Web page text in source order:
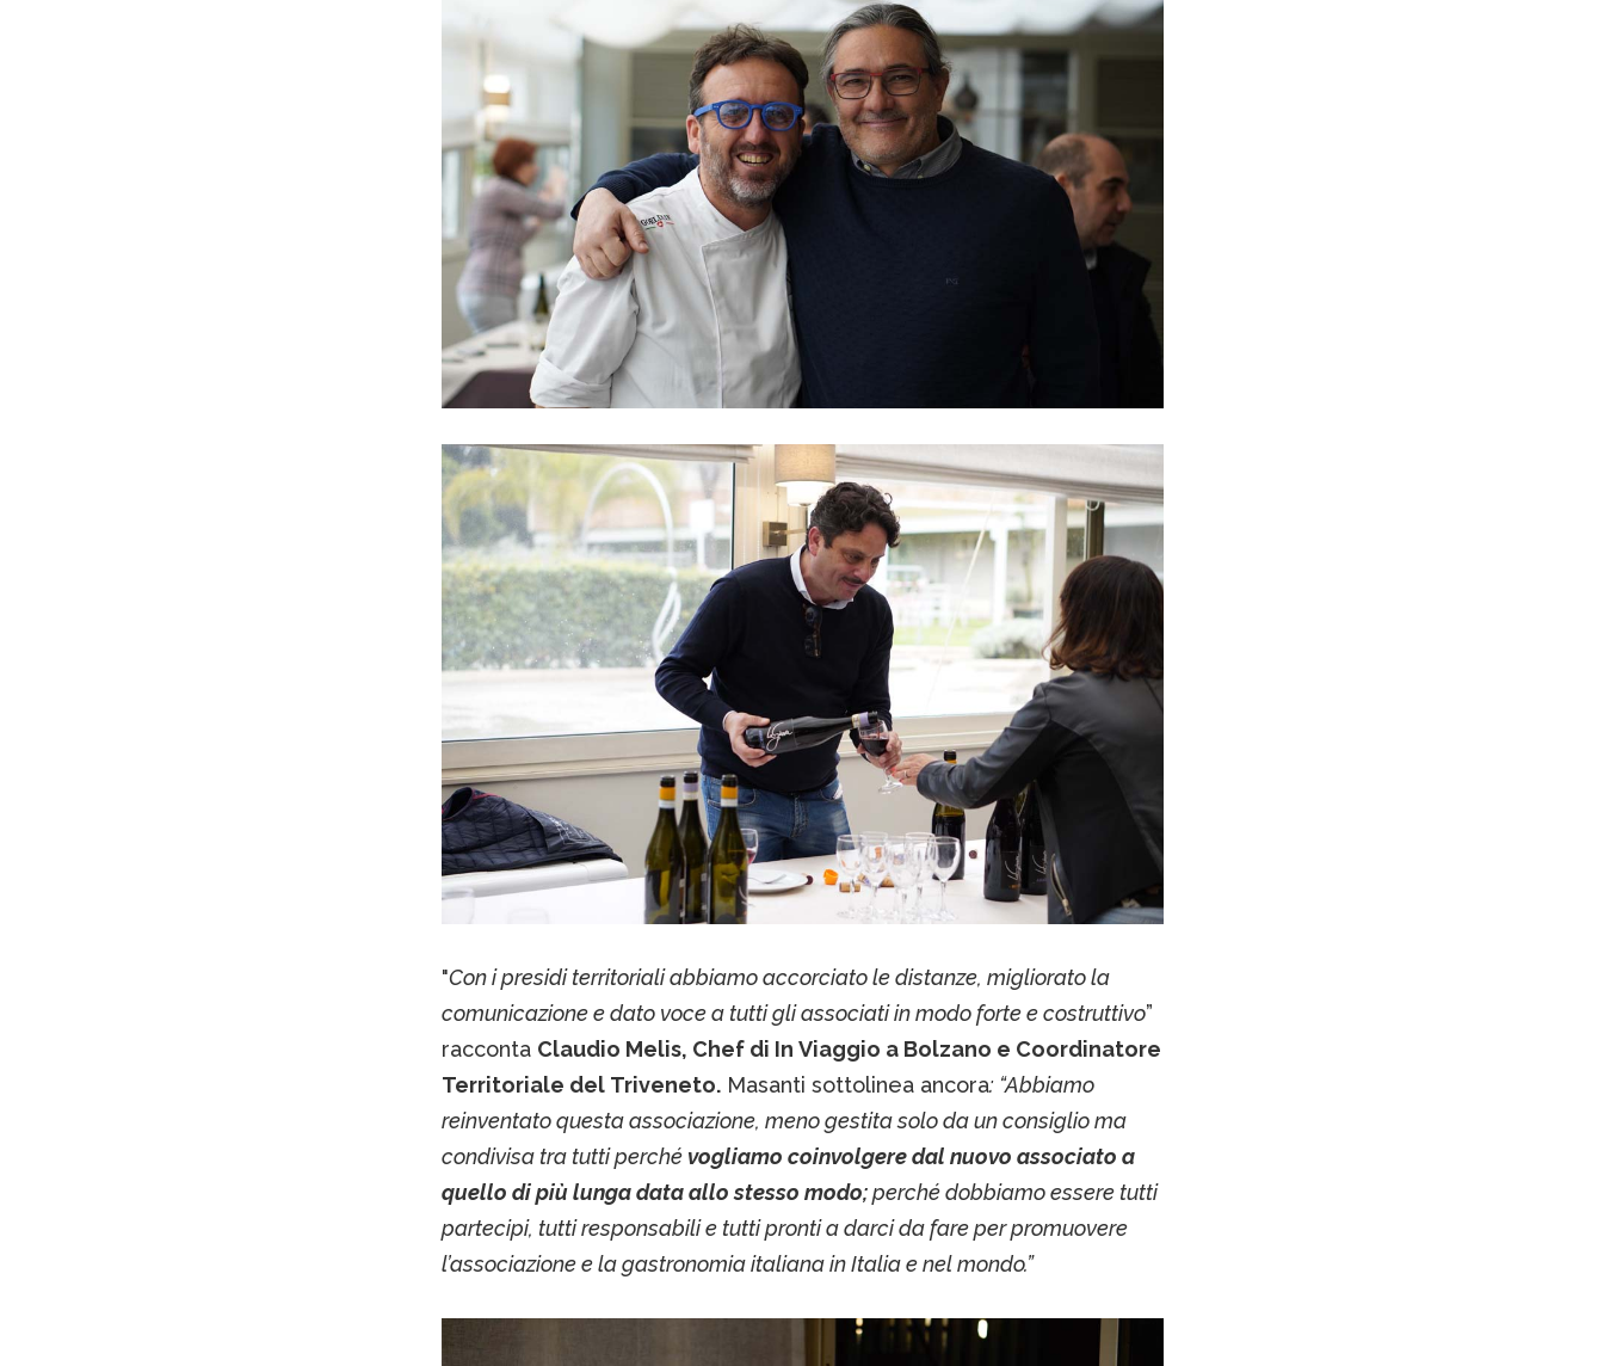
"Con i presidi territoriali abbiamo accorciato le distanze, migliorato la
comunicazione e dato voce a tutti gli associati in modo forte e costruttivo”
racconta Claudio Melis, Chef di In Viaggio a Bolzano e Coordinatore
Territoriale del Triveneto.Masanti sottolinea ancora: “Abbiamo
reinventato questa associazione, meno gestita solo da un consiglio ma
condivisa tra tutti perché vogliamo coinvolgere dal nuovo associato a
quello di più lunga data allo stesso modo;perché dobbiamo essere tutti
partecipi, tutti responsabili e tutti pronti a darci da fare per promuovere
l’associazione e la gastronomia italiana in Italia e nel mondo.”